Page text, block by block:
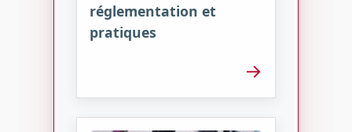
réglementation et
pratiques
→